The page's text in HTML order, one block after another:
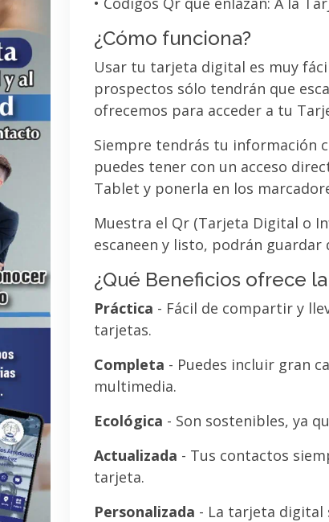
¿Cómo funciona?
Usar tu tarjeta digital es muy
prospectos sólo tendrán que
ofrecemos para acceder a tu
Siempre tendrás tu información
puedes tener con un acceso
Tablet y ponerla en los
Muestra el Qr (Tarjeta Digital o
escaneen y listo, podrán
¿Qué Beneficios ofrece
Práctica - Fácil de compartir y
tarjetas.
Completa - Puedes incluir gran
multimedia.
Ecológica - Son sostenibles, ya
Actualizada - Tus contactos
tarjeta.
Personalizada - La tarjeta digital